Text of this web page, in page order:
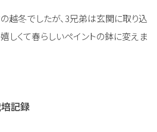
越冬でしたが、3兄弟は玄関に取り込
しくて春らしいペイントの鉢に変えま
記録